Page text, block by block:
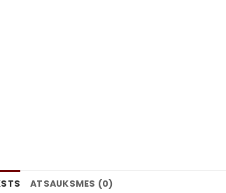
ATSAUKSMES (0)